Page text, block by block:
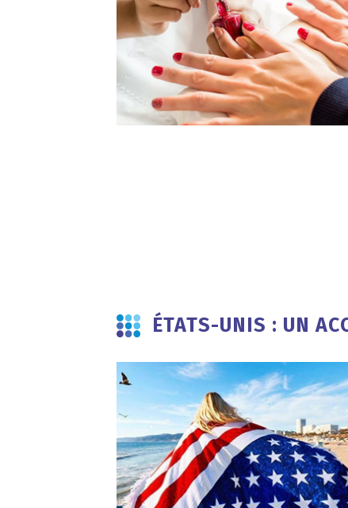
ÉTATS-UNIS : UN